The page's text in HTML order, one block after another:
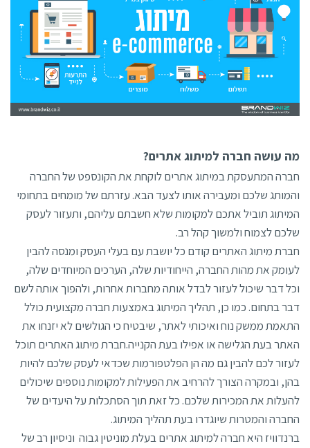
מה עושה חברה למיתוג אתרים?
חברה המתעסקת במיתוג אתרים לוקחת את הקונספט של החברה
והמותג שלכם ומעבירה אותו לצעד הבא. עזרתם של מומחים בתחומי
המיתוג תוביל אתכם למקומות שלא חשבתם עליהם, ותעזור לעסק
שלכם לצמוח ולמשוך קהל רב.
חברת מיתוג האתרים קודם כל יושבת עם בעלי העסק ומנסה להבין
לעומק את מהות החברה, הייחודיות שלה, הערכים המיוחדים שלה,
וכל דבר שיכול לעזור לבדל אותה מחברות אחרות, ולהפוך אותה לשם
דבר בתחום. כמו כן, תהליך המיתוג באמצעות חברה מקצועית כולל
התאמת ממשק נוח ואיכותי לאתר, שיבטיח כי הגולשים לא יזנחו את
האתר בעת הגלישה או אפילו בעת הקנייה.חברת מיתוג האתרים תוכל
לעזור לכם להבין גם מה הן הפלטפורמות שכדאי לעסק שלכם להיות
בהן, ובמקרה הצורך להרחיב את הפעילות למקומות נוספים שיכולים
להעלות את המכירות שלכם. כל זאת תוך הסתכלות על היעדים של
החברה והמטרות שיוגדרו בעת תהליך המיתוג.
ברנדוויז היא חברה למיתוג אתרים בעלת מוניטין גבוה וניסיון רב של